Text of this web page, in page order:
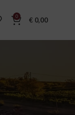
0 € 0,00